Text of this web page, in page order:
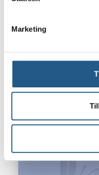
Marketing